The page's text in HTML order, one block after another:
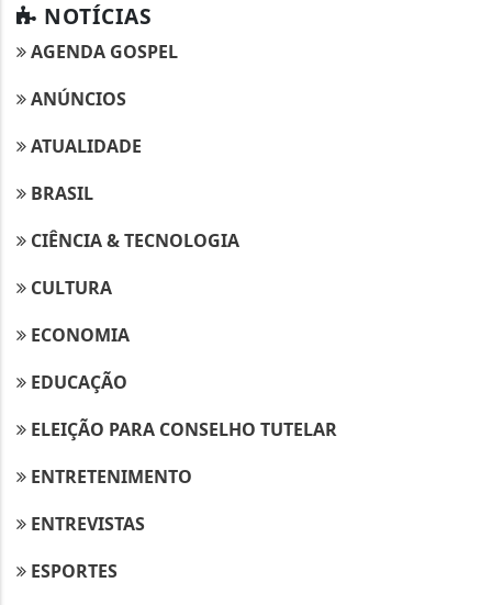
NOTÍCIAS
AGENDA GOSPEL
ANÚNCIOS
ATUALIDADE
BRASIL
CIÊNCIA & TECNOLOGIA
CULTURA
ECONOMIA
EDUCAÇÃO
ELEIÇÃO PARA CONSELHO TUTELAR
ENTRETENIMENTO
ENTREVISTAS
ESPORTES